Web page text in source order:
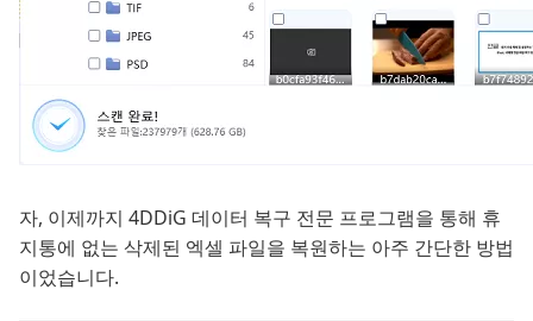
자, 이제까지 4DDiG 데이터 복구 전문 프로그램을 통해 휴
지통에 없는 삭제된 엑셀 파일을 복원하는 아주 간단한 방법
이었습니다.